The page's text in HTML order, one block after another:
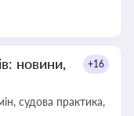
новини,
+16
судова практика,